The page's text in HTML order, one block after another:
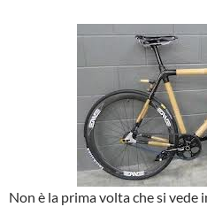
Non è la prima volta che si vede